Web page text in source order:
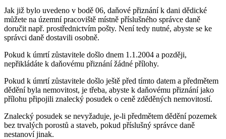
Jak již bylo uvedeno v bodě 06, daňové přiznání k dani dědické
můžete na územní pracoviště místně příslušného správce daně
doručit např. prostřednictvím pošty. Není tedy nutné, abyste se ke
správci daně dostavili osobně.
Pokud k úmrtí zůstavitele došlo dnem 1.1.2004 a později,
nepřikládáte k daňovému přiznání žádné přílohy.
Pokud k úmrtí zůstavitele došlo ještě před tímto datem a předmětem
dědění byla nemovitost, je třeba, abyste k daňovému přiznání jako
přílohu připojili znalecký posudek o ceně zděděných nemovitostí.
Znalecký posudek se nevyžaduje, je-li předmětem dědění pozemek
bez trvalých porostů a staveb, pokud příslušný správce daně
nestanoví jinak.